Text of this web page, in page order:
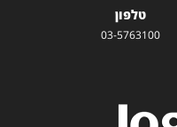
טלפון
03-5763100